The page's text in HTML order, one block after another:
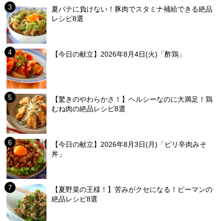
夏バテに負けない！豚肉でスタミナ補給できる絶品
レシピ8選
【今日の献立】2026年8月4日(火)「酢鶏」
【驚きのやわらかさ！】ヘルシーなのに大満足！鶏
むね肉の絶品レシピ8選
【今日の献立】2026年8月3日(月)「ピリ辛肉みそ
丼」
【夏野菜の王様！】苦みがクセになる！ピーマンの
絶品レシピ8選